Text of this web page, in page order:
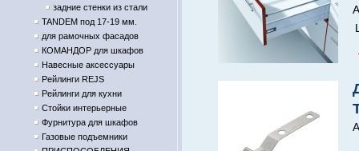
задние стенки из стали
TANDEM под 17-19 мм.
для рамочных фасадов
КОМАНДОР для шкафов
Навесные аксессуары
Рейлинги REJS
Рейлинги для кухни
Стойки интерьерные
Фурнитура для шкафов
Газовые подъемники